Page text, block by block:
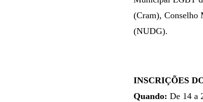
(Cram), Conselho
(NUDG).
INSCRIÇÕES
Quando: De 14 a